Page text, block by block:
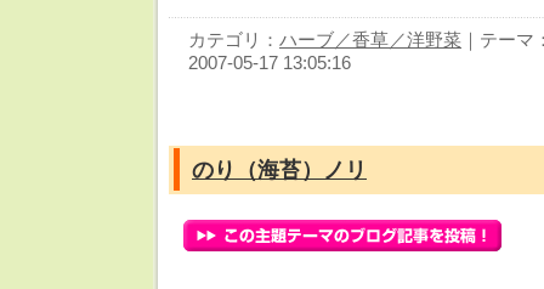
カテゴリ： ハーブ／香草／洋野菜 ｜テーマ
2007-05-17 13:05:16
のり（海苔）ノリ